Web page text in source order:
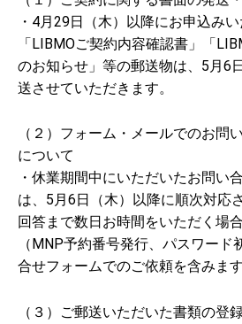
・4月29日（木）以降にお申込みい
「LIBMOご契約内容確認書」「
のお知らせ」等の郵送物は、5月6
送させていただきます。
（２）フォーム・メールでのお問
について
・休業期間中にいただいたお問い
は、5月6日（木）以降に順次対応
回答まで数日お時間をいただく場
（MNP予約番号発行、パスワード
合せフォームでのご依頼を含みます
（３）ご郵送いただいた書類の登